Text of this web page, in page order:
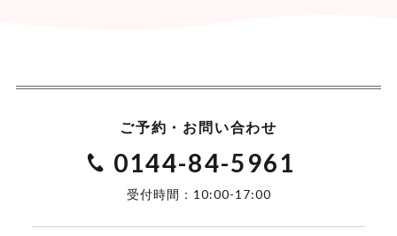
ご予約・お問い合わせ
0144-84-5961
受付時間：10:00-17:00